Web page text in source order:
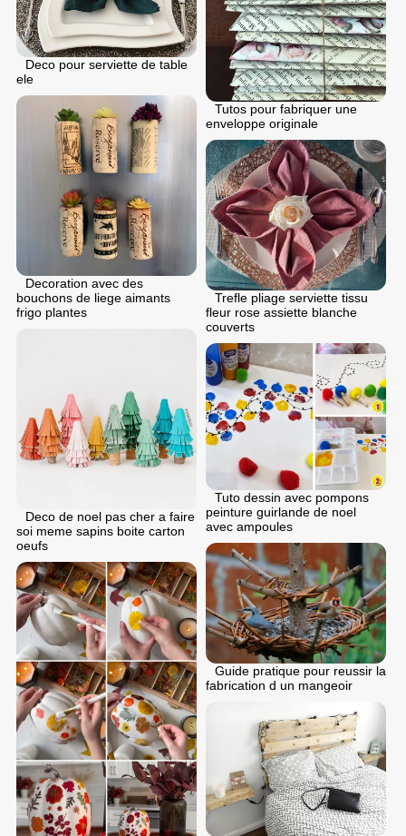
Tutos pour fabriquer une
enveloppe originale
Deco pour serviette de table
ele
Decoration avec des
bouchons de liege aimants
frigo plantes
Trefle pliage serviette tissu
fleur rose assiette blanche
couverts
Deco de noel pas cher a faire
soi meme sapins boite carton
oeufs
Tuto dessin avec pompons
peinture guirlande de noel
avec ampoules
Guide pratique pour reussir la
fabrication d un mangeoir